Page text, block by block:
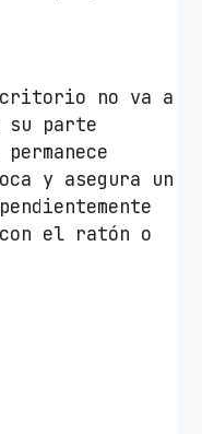
no va a
su parte
y asegura un
el ratón o